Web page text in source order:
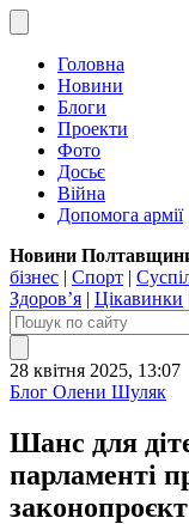
Головна
Новини
Блоги
Проекти
Фото
Досьє
Війна
Допомога армії
Новини
бізнес | Спорт |
Здоров’я | Цікавинки
28 квітня 2025, 13:07
Блог Олени Шуляк
Шанс для
парламенті